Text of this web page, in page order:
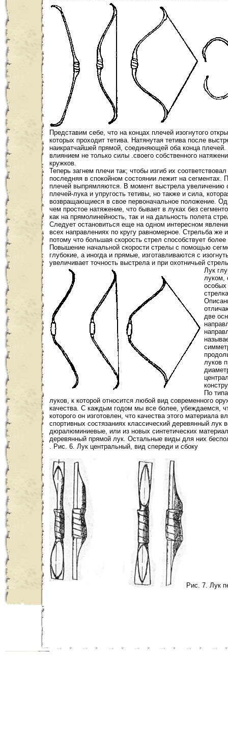
Представим себе, что на концах плечей изогнутого
которых проходит тетива. Натянутая тетива после
наикратчайшей прямой, соединяющей оба конца
влиянием не только силы .своего собственного
кружков.
Теперь загнем плечи так; чтобы изгиб их
последняя в спокойном состоянии лежит на сегментах.
плечей выпрямляются. В момент выстрела увеличению
плечей-лука и упругость тетивы, но также и сила,
возвращающиеся в свое первоначальное положение.
чем простое натяжение, что бывает в луках без
как на прямолинейность, так и на дальность полета
Следует остановиться еще на одном интересном
всех направлениях по кругу равномерное. Стрельба
потому что большая скорость стрел способствует
Повышение начальной скорости стрелы с помощью
глубокие, а иногда и прямые, изготавливаются с
увеличивает точность выстрела и при охотничьей
Лук
луком,
особых
две
луков
По
луков, к которой относится любой вид современного
качества. С каждым годом мы все более, убеждаемся,
которого он изготовлен, что качества этого материала
спортивных состязаниях классический деревянный лук
дюралюминиевые, или из новых синтетических
деревянный прямой лук. Остальные виды для них
. Рис. 6. Лук центральный, вид спереди и сбоку
Рис. 7. Лук